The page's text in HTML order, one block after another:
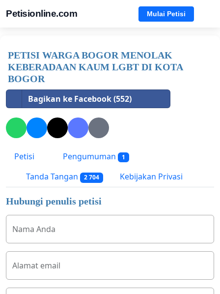
Petisionline.com Mulai Petisi
PETISI WARGA BOGOR MENOLAK
KEBERADAAN KAUM LGBT DI KOTA
BOGOR
Bagikan ke Facebook (552)
Petisi Pengumuman 1
Tanda Tangan 2 704 Kebijakan Privasi
Hubungi penulis petisi
Nama Anda
Alamat email